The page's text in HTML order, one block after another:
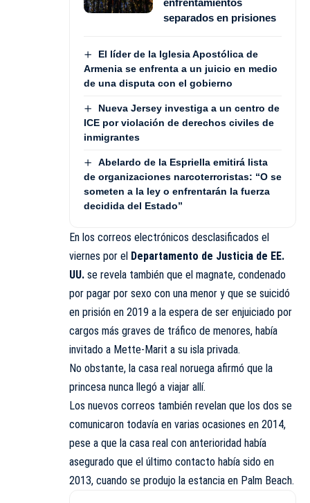
separados en prisiones
El líder de la Iglesia Apostólica de
Armenia se enfrenta a un juicio en medio
de una disputa con el gobierno
Nueva Jersey investiga a un centro de
ICE por violación de derechos civiles de
inmigrantes
Abelardo de la Espriella emitirá lista
de organizaciones narcoterroristas: “O se
someten a la ley o enfrentarán la fuerza
decidida del Estado”
En los correos electrónicos desclasificados el
viernes por el Departamento de Justicia de EE.
UU. se revela también que el magnate, condenado
por pagar por sexo con una menor y que se suicidó
en prisión en 2019 a la espera de ser enjuiciado por
cargos más graves de tráfico de menores, había
invitado a Mette-Marit a su isla privada.
No obstante, la casa real noruega afirmó que la
princesa nunca llegó a viajar allí.
Los nuevos correos también revelan que los dos se
comunicaron todavía en varias ocasiones en 2014,
pese a que la casa real con anterioridad había
asegurado que el último contacto había sido en
2013, cuando se produjo la estancia en Palm Beach.